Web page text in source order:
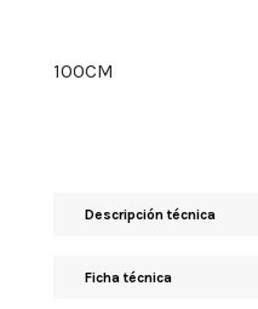
100CM
Descripción técnica
Ficha técnica